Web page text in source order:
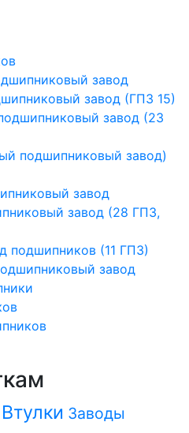
завод
завод (ГПЗ 15)
завод (23
подшипниковый завод)
завод
завод (28 ГПЗ,
подшипников (11 ГПЗ)
завод
Втулки Заводы